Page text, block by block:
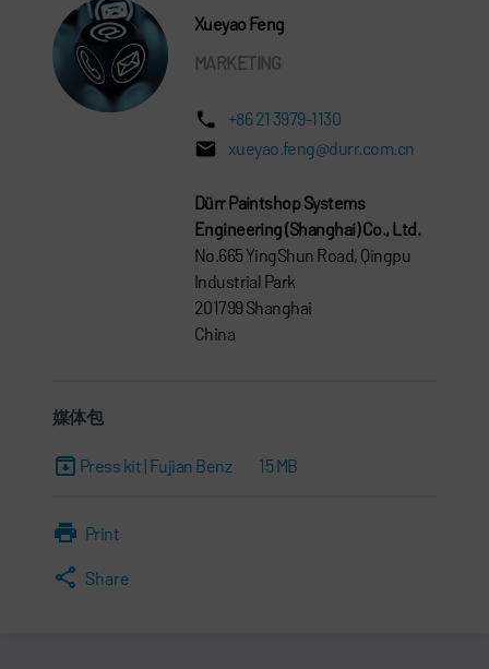
Xueyao Feng
MARKETING
+86 21 3979-1130
xueyao.feng@durr.com.cn
Dürr Paintshop Systems
Engineering (Shanghai) Co., Ltd.
No.665 YingShun Road, Qingpu
Industrial Park
201799 Shanghai
China
媒体包
Press kit | Fujian Benz 15 MB
Print
Share